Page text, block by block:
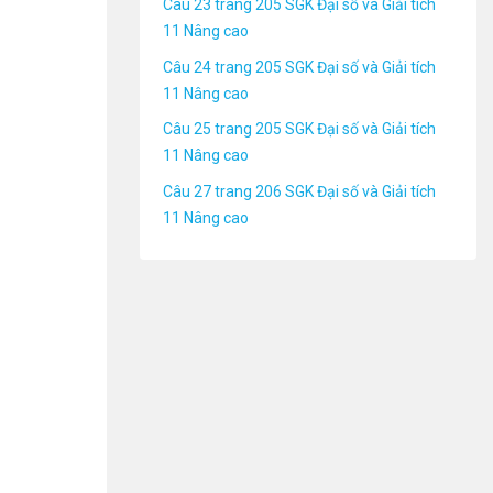
Câu 23 trang 205 SGK Đại số và Giải tích
11 Nâng cao
Câu 24 trang 205 SGK Đại số và Giải tích
11 Nâng cao
Câu 25 trang 205 SGK Đại số và Giải tích
11 Nâng cao
Câu 27 trang 206 SGK Đại số và Giải tích
11 Nâng cao